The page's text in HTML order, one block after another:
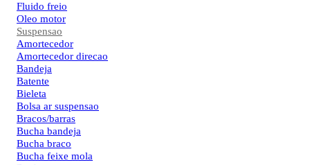
Fluido freio
Oleo motor
Suspensao
Amortecedor
Amortecedor direcao
Bandeja
Batente
Bieleta
Bolsa ar suspensao
Bracos/barras
Bucha bandeja
Bucha braco
Bucha feixe mola